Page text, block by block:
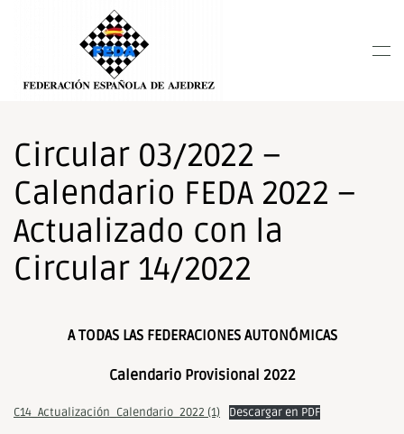
sistema
de
accesibilidad.
Skip to main content
Circular 03/2022 –
Calendario FEDA 2022 –
Actualizado con la
Circular 14/2022
A TODAS LAS FEDERACIONES AUTONÓMICAS
Calendario Provisional 2022
C14_Actualización_Calendario_2022 (1) Descargar en PDF